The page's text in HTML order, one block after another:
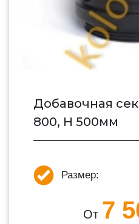
Добавочная
800, H 500мм
Размер:
От 7